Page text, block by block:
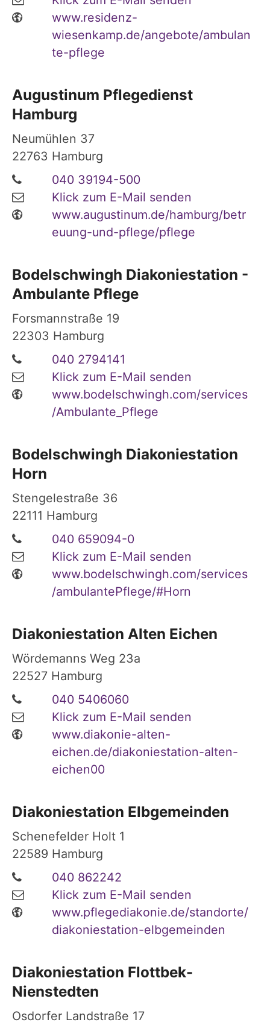
www.residenz-
wiesenkamp.de/angebote/ambulan
te-pflege
Augustinum Pflegedienst
Hamburg
Neumühlen 37
22763 Hamburg
040 39194-500
Klick zum E-Mail senden
www.augustinum.de/hamburg/betr
euung-und-pflege/pflege
Bodelschwingh Diakoniestation -
Ambulante Pflege
Forsmannstraße 19
22303 Hamburg
040 2794141
Klick zum E-Mail senden
www.bodelschwingh.com/services
/Ambulante_Pflege
Bodelschwingh Diakoniestation
Horn
Stengelestraße 36
22111 Hamburg
040 659094-0
Klick zum E-Mail senden
www.bodelschwingh.com/services
/ambulantePflege/#Horn
Diakoniestation Alten Eichen
Wördemanns Weg 23a
22527 Hamburg
040 5406060
Klick zum E-Mail senden
www.diakonie-alten-
eichen.de/diakoniestation-alten-
eichen00
Diakoniestation Elbgemeinden
Schenefelder Holt 1
22589 Hamburg
040 862242
Klick zum E-Mail senden
www.pflegediakonie.de/standorte/
diakoniestation-elbgemeinden
Diakoniestation Flottbek-
Nienstedten
Osdorfer Landstraße 17